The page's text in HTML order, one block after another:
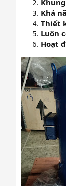
Khả
Thiết
Luôn
Hoạt